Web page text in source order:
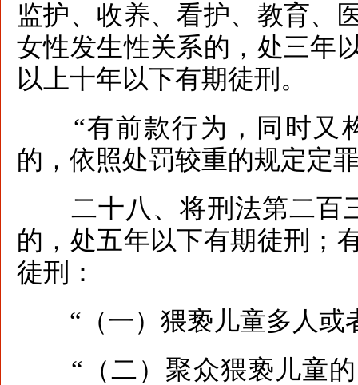
监护、收养、看护、教育、
女性发生性关系的，处三年
以上十年以下有期徒刑。
“有前款行为，同时又
的，依照处罚较重的规定定
二十八、将刑法第二百
的，处五年以下有期徒刑；
徒刑：
“（一）猥亵儿童多人或
“（二）聚众猥亵儿童的